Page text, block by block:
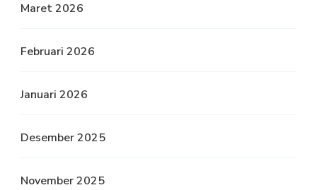
Maret 2026
Februari 2026
Januari 2026
Desember 2025
November 2025